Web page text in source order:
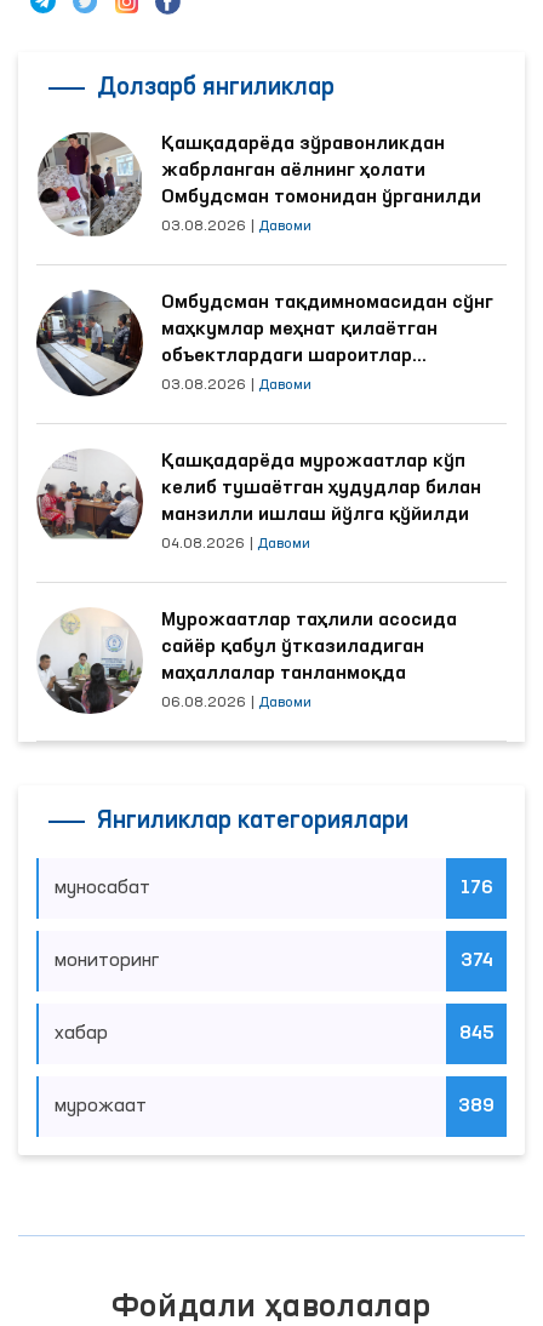
Долзарб янгиликлар
Қашқадарёда зўравонликдан
жабрланган аёлнинг ҳолати
Омбудсман томонидан ўрганилди
03.08.2026 Давоми
Омбудсман тақдимномасидан сўнг
маҳкумлар меҳнат қилаётган
объектлардаги шароитлар
яхшиланди
03.08.2026 Давоми
Қашқадарёда мурожаатлар кўп
келиб тушаётган ҳудудлар билан
манзилли ишлаш йўлга қўйилди
04.08.2026 Давоми
Мурожаатлар таҳлили асосида
сайёр қабул ўтказиладиган
маҳаллалар танланмоқда
06.08.2026 Давоми
Янгиликлар категориялари
муносабат 176
мониторинг 374
хабар 845
мурожаат 389
Фойдали ҳаволалар